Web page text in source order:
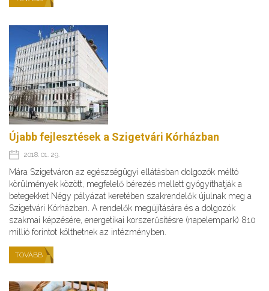
Újabb fejlesztések a Szigetvári Kórházban
2018. 01. 29.
Mára Szigetváron az egészségügyi ellátásban dolgozók méltó
körülmények között, megfelelő bérezés mellett gyógyíthatják a
betegekket Négy pályázat keretében szakrendelők újulnak meg a
Szigetvári Kórházban. A rendelők megújítására és a dolgozók
szakmai képzésére, energetikai korszerűsítésre (napelempark) 810
millió forintot költhetnek az intézményben.
TOVÁBB